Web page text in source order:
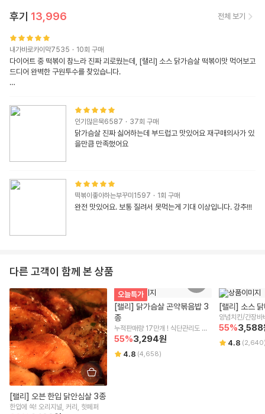
후기 13,996 전체 보기
내가바로카이막7535 · 10회 구매
다이어트 중 떡볶이 참느라 진짜 괴로웠는데, [랠리] 소스 닭가슴살 떡볶이맛 먹어보고
드디어 완벽한 구원투수를 찾았습니다.
소스만 시늉으로 묻혀놓은 게 아니라 양이 아주 넉넉하게 들어있어서 만족스러웠습니
다. 닭가슴살 속까지 소스가 촉촉하게 배어있는 데다 촉촉하고 부드러워서 퍽퍽함이
전혀 없어요. 달달하면서도 끝 맛이 살짝 칼칼한 딱 맛있는 옛날 학교 앞 떡볶이 소스
맛이라 다이어트 중에 터지는 식탐과 입터짐을 싹 잡아줍니다.
인기많은묵6587 · 37회 구매
닭가슴살 진짜 싫어하는데 부드럽고 맛있어요 재구매의사가 있
을만큼 만족했어요
떡볶이좋아하는부꾸미1597 · 1회 구매
완전 맛있어요. 보통 질려서 못먹는게 기대 이상입니다. 강추!!!
다른 고객이 함께 본 상품
[랠리] 오븐 한입 닭안심살 3종
한입에 쏙! 오리지널, 커리, 핫페퍼
오늘특가
[랠리] 닭가슴살 곤약볶음밥 3
종
누적판매량 17만개 ! 식단관리도 맛
있게
55%3,294원
4.8 (4,658)
[랠리] 소스
55%3,588
4.8 (2,640